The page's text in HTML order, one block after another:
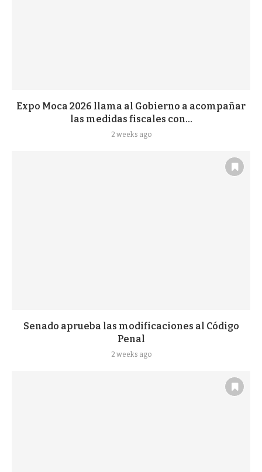
Expo Moca 2026 llama al Gobierno a acompañar
las medidas fiscales con...
2 weeks ago
Senado aprueba las modificaciones al Código
Penal
2 weeks ago